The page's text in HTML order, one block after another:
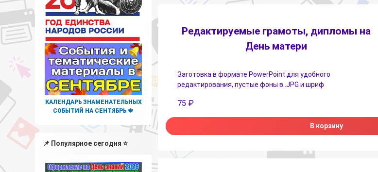
Редактируемые грамоты, дипломы на
День матери
Заготовка в формате PowerPoint для удобного
редактирования, пустые фоны в .JPG и шриф
75 ₽
В корзину
КАЛЕНДАРЬ ЗНАМЕНАТЕЛЬНЫХ
СОБЫТИЙ НА СЕНТЯБРЬ 🍁
📌 Популярное сегодня ⭐